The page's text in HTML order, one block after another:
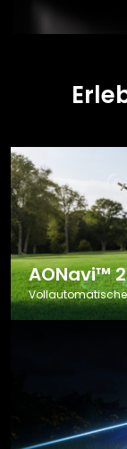
AONavi™
Vollautomatische